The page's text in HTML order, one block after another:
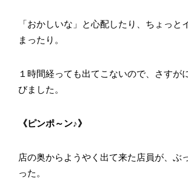
「おかしいな」と心配したり、ちょっと
まったり。
１時間経っても出てこないので、さすが
びました。
《ピンポ～ン♪》
店の奥からようやく出て来た店員が、ぶ
った。